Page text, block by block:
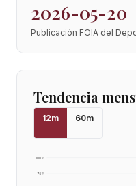
2026-05-20
Publicación FOIA del
Tendencia
12m 60m
75%
100%